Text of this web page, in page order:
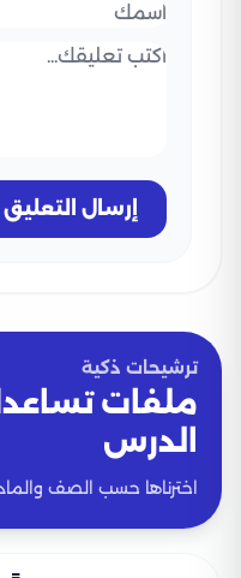
إرسال التعليق
ترشيحات ذكية
ملفات
الدرس
اخترناها حسب الصف